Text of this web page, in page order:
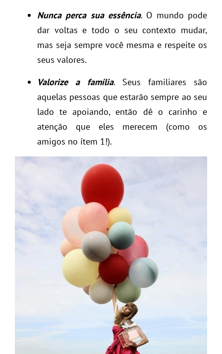
Nunca perca sua essência. O mundo pode
dar voltas e todo o seu contexto mudar,
mas seja sempre você mesma e respeite os
seus valores.
Valorize a família. Seus familiares são
aquelas pessoas que estarão sempre ao seu
lado te apoiando, então dê o carinho e
atenção que eles merecem (como os
amigos no ítem 1!).